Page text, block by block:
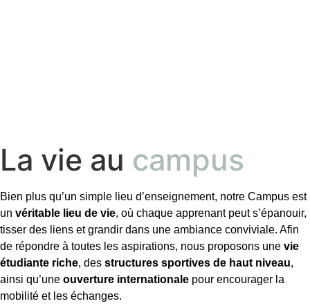
La vie au campus
Bien plus qu’un simple lieu d’enseignement, notre Campus est
un véritable lieu de vie, où chaque apprenant peut s’épanouir,
tisser des liens et grandir dans une ambiance conviviale. Afin
de répondre à toutes les aspirations, nous proposons une vie
étudiante riche, des structures sportives de haut niveau,
ainsi qu’une ouverture internationale pour encourager la
mobilité et les échanges.